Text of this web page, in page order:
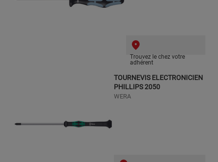
Trouvez le chez votre
adhérent
TOURNEVIS ELECTRONICIEN
PHILLIPS 2050
WERA